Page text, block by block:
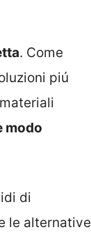
. Come
piú
modo
di
le alternative